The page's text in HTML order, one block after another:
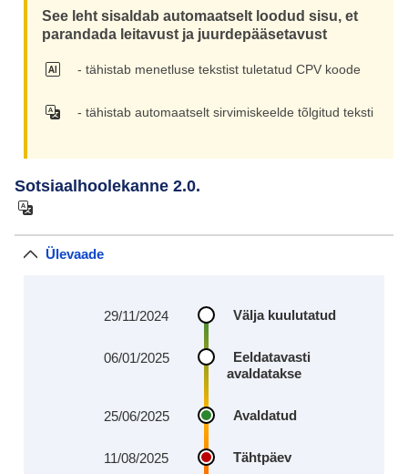
See leht sisaldab automaatselt loodud sisu, et
parandada leitavust ja juurdepääsetavust
- tähistab menetluse tekstist tuletatud CPV koode
- tähistab automaatselt sirvimiskeelde tõlgitud teksti
Sotsiaalhoolekanne 2.0.
Ülevaade
Välja kuulutatud
29/11/2024
Eeldatavasti
avaldatakse
06/01/2025
Avaldatud
25/06/2025
Tähtpäev
11/08/2025